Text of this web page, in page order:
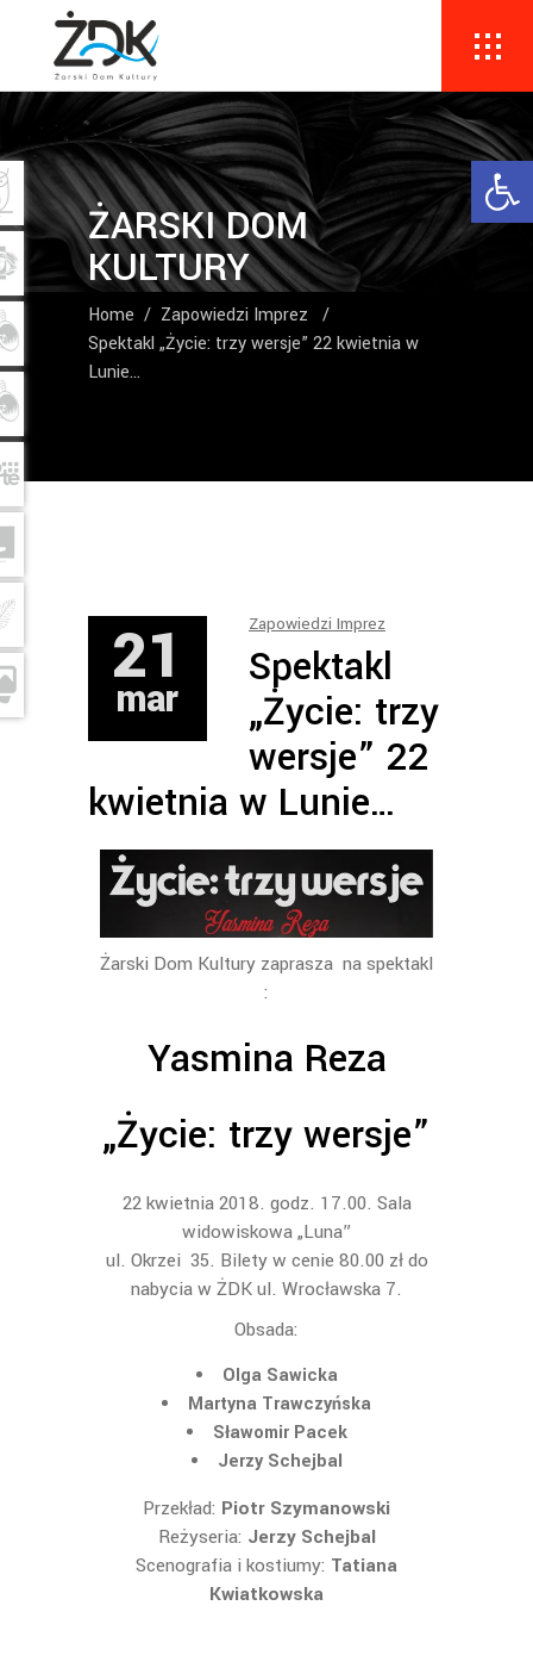
ŻARSKI DOM
KULTURY
Home / Zapowiedzi Imprez
/
Spektakl „Życie: trzy wersje” 22 kwietnia w
Lunie…
21
mar
Zapowiedzi Imprez
Spektakl
„Życie: trzy
wersje” 22
kwietnia w Lunie…
Żarski Dom Kultury zaprasza na spektakl
:
Yasmina Reza
„Życie: trzy wersje”
22 kwietnia 2018. godz. 17.00. Sala
widowiskowa „Luna”
ul. Okrzei 35. Bilety w cenie 80.00 zł do
nabycia w ŻDK ul. Wrocławska 7.
Obsada:
Olga Sawicka
Martyna Trawczyńska
Sławomir Pacek
Jerzy Schejbal
Przekład: Piotr Szymanowski
Reżyseria: Jerzy Schejbal
Scenografia i kostiumy: Tatiana
Kwiatkowska